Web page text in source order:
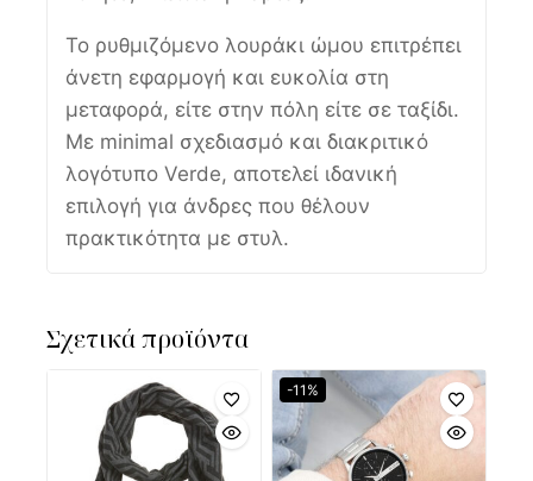
Το ρυθμιζόμενο λουράκι ώμου επιτρέπει
άνετη εφαρμογή και ευκολία στη
μεταφορά, είτε στην πόλη είτε σε ταξίδι.
Με minimal σχεδιασμό και διακριτικό
λογότυπο Verde, αποτελεί ιδανική
επιλογή για άνδρες που θέλουν
πρακτικότητα με στυλ.
Σχετικά προϊόντα
-11%